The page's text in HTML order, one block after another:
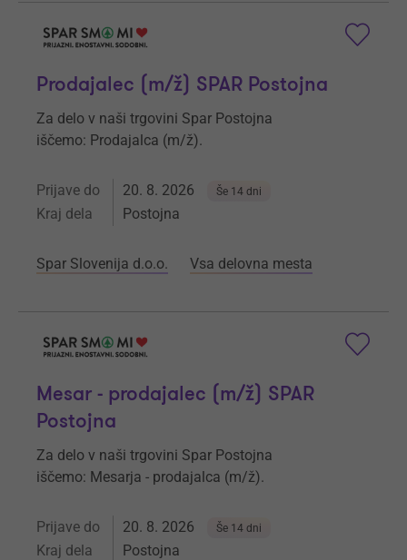
Prodajalec (m/ž) SPAR Postojna
Za delo v naši trgovini Spar Postojna
iščemo: Prodajalca (m/ž).
Prijave do 20. 8. 2026 Še 14 dni
Kraj dela Postojna
Spar Slovenija d.o.o. Vsa delovna mesta
Mesar - prodajalec (m/ž) SPAR
Postojna
Za delo v naši trgovini Spar Postojna
iščemo: Mesarja - prodajalca (m/ž).
Prijave do 20. 8. 2026 Še 14 dni
Kraj dela Postojna